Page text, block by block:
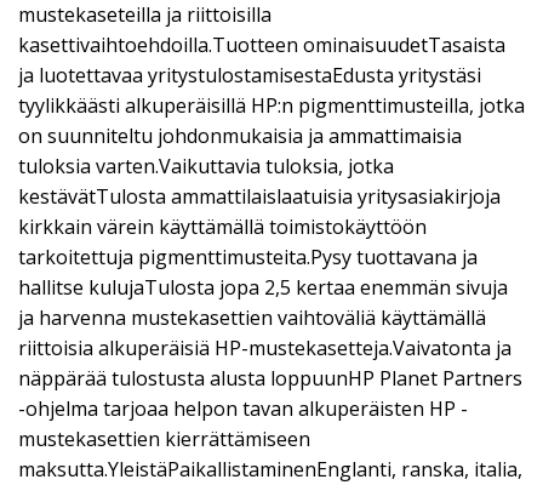
mustekaseteilla ja riittoisilla
kasettivaihtoehdoilla.Tuotteen ominaisuudetTasaista
ja luotettavaa yritystulostamisestaEdusta yritystäsi
tyylikkäästi alkuperäisillä HP:n pigmenttimusteilla, jotka
on suunniteltu johdonmukaisia ja ammattimaisia
tuloksia varten.Vaikuttavia tuloksia, jotka
kestävätTulosta ammattilaislaatuisia yritysasiakirjoja
kirkkain värein käyttämällä toimistokäyttöön
tarkoitettuja pigmenttimusteita.Pysy tuottavana ja
hallitse kulujaTulosta jopa 2,5 kertaa enemmän sivuja
ja harvenna mustekasettien vaihtoväliä käyttämällä
riittoisia alkuperäisiä HP-mustekasetteja.Vaivatonta ja
näppärää tulostusta alusta loppuunHP Planet Partners
-ohjelma tarjoaa helpon tavan alkuperäisten HP -
mustekasettien kierrättämiseen
maksutta.YleistäPaikallistaminenEnglanti, ranska, italia,